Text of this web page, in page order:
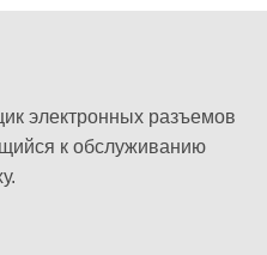
электронных разъемов
к обслуживанию